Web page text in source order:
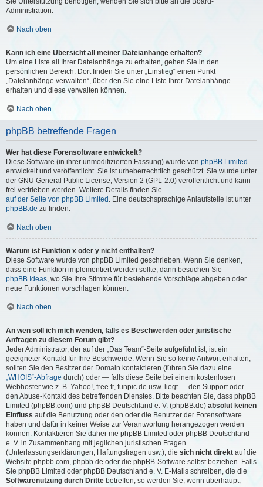
Administration.
Nach oben
Kann ich eine Übersicht all meiner Dateianhänge erhalten?
Um eine Liste all Ihrer Dateianhänge zu erhalten, gehen Sie in den
persönlichen Bereich. Dort finden Sie unter „Einstieg“ einen Punkt
„Dateianhänge verwalten“, über den Sie eine Liste Ihrer Dateianhänge
erhalten und diese verwalten können.
Nach oben
phpBB betreffende Fragen
Wer hat diese Forensoftware entwickelt?
Diese Software (in ihrer unmodifizierten Fassung) wurde von phpBB Limited
entwickelt und veröffentlicht. Sie ist urheberrechtlich geschützt. Sie wurde unter
der GNU General Public License, Version 2 (GPL-2.0) veröffentlicht und kann
frei vertrieben werden. Weitere Details finden Sie
auf der Seite von phpBB Limited . Eine deutschsprachige Anlaufstelle ist unter
phpBB.de zu finden.
Nach oben
Warum ist Funktion x oder y nicht enthalten?
Diese Software wurde von phpBB Limited geschrieben. Wenn Sie denken,
dass eine Funktion implementiert werden sollte, dann besuchen Sie
phpBB Ideas, wo Sie Ihre Stimme für bestehende Vorschläge abgeben oder
neue Funktionen vorschlagen können.
Nach oben
An wen soll ich mich wenden, falls es Beschwerden oder juristische
Anfragen zu diesem Forum gibt?
Jeder Administrator, der auf der „Das Team“-Seite aufgeführt ist, ist ein
geeigneter Kontakt für Ihre Beschwerde. Wenn Sie so keine Antwort erhalten,
sollten Sie den Besitzer der Domain kontaktieren (führen Sie dazu eine
„WHOIS“-Abfrage durch) oder — falls diese Seite bei einem kostenlosen
Webhoster wie z. B. Yahoo!, free.fr, funpic.de usw. liegt — den Support oder
den Abuse-Kontakt des betreffenden Dienstes. Bitte beachten Sie, dass phpBB
Limited (phpBB.com) und phpBB Deutschland e. V. (phpBB.de) absolut keinen
Einfluss auf die Benutzung oder den oder die Benutzer der Forensoftware
haben und dafür in keiner Weise zur Verantwortung herangezogen werden
können. Kontaktieren Sie daher nie phpBB Limited oder phpBB Deutschland
e. V. in Zusammenhang mit jeglichen juristischen Fragen
(Unterlassungserklärungen, Haftungsfragen usw.), die sich nicht direkt auf die
Website phpbb.com, phpbb.de oder die phpBB-Software selbst beziehen. Falls
Sie phpBB Limited oder phpBB Deutschland e. V. E-Mails schreiben, die die
Softwarenutzung durch Dritte betreffen, so werden Sie, wenn überhaupt,